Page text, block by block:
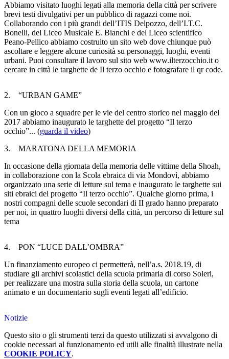
Abbiamo visitato luoghi legati alla memoria della città per scrivere
brevi testi divulgativi per un pubblico di ragazzi come noi.
Collaborando con i più grandi dell’ITIS Delpozzo, dell’I.T.C.
Bonelli, del Liceo Musicale E. Bianchi e del Liceo scientifico
Peano-Pellico abbiamo costruito un sito web dove chiunque può
ascoltare e leggere alcune curiosità su personaggi, luoghi, eventi
urbani. Puoi consultare il lavoro sul sito web www.ilterzocchio.it o
cercare in città le targhette de Il terzo occhio e fotografare il qr code.
2. “URBAN GAME”
Con un gioco a squadre per le vie del centro storico nel maggio del
2017 abbiamo inaugurato le targhette del progetto “Il terzo
occhio”... (guarda il video)
3. MARATONA DELLA MEMORIA
In occasione della giornata della memoria delle vittime della Shoah,
in collaborazione con la Scola ebraica di via Mondovì, abbiamo
organizzato una serie di letture sul tema e inaugurato le targhette sui
siti ebraici del progetto “Il terzo occhio”. Qualche giorno prima, i
nostri compagni delle scuole secondari di II grado hanno preparato
per noi, in quattro luoghi diversi della città, un percorso di letture sul
tema
4. PON “LUCE DALL’OMBRA”
Un finanziamento europeo ci permetterà, nell’a.s. 2018.19, di
studiare gli archivi scolastici della scuola primaria di corso Soleri,
per realizzare una mostra sulla storia della scuola, un cartone
animato e un documentario sugli eventi legati all’edificio.
Notizie
Questo sito o gli strumenti terzi da questo utilizzati si avvalgono di
cookie necessari al funzionamento ed utili alle finalità illustrate nella
COOKIE POLICY.